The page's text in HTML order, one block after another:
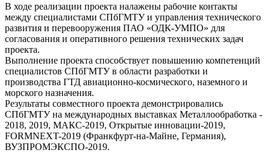
В ходе реализации проекта налажены рабочие контакты
между специалистами СПбГМТУ и управления технического
развития и перевооружения ПАО «ОДК-УМПО» для
согласования и оперативного решения технических задач
проекта.
Выполнение проекта способствует повышению компетенций
специалистов СПбГМТУ в области разработки и
производства ГТД авиационно-космического, наземного и
морского назначения.
Результаты совместного проекта демонстрировались
СПбГМТУ на международных выставках Металлообработка -
2018, 2019, МАКС-2019, Открытые инновации-2019,
FORMNEXT-2019 (Франкфурт-на-Майне, Германия),
ВУЗПРОМЭКСПО-2019.